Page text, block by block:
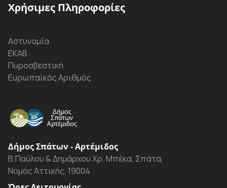
Χρήσιμες Πληροφορίες
Αστυνομία
ΕΚΑΒ
Πυροσβεστική
Ευρωπαϊκός Αριθμός
Δήμος Σπάτων - Αρτέμιδος
Β.Παύλου & Δημάρχου Χρ. Μπέκα, Σπάτα,
Νομός Αττικής, 19004